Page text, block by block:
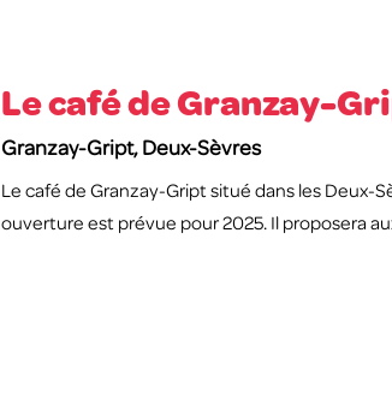
Le café de Granzay-
Le café de Granzay-Gript situé dans les Deux-
ouverture est prévue pour 2025. Il proposera
Granzay-Gript, Deux-Sèvres